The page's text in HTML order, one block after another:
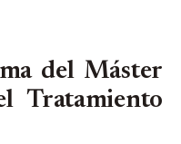
del Máster
Tratamiento